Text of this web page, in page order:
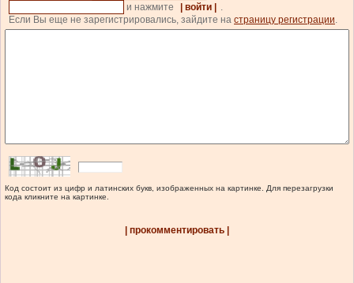
и нажмите
| войти |
.
Если Вы еще не зарегистрировались, зайдите на страницу регистрации.
Код состоит из цифр и латинских букв, изображенных на картинке. Для перезагрузки
кода кликните на картинке.
| прокомментировать |